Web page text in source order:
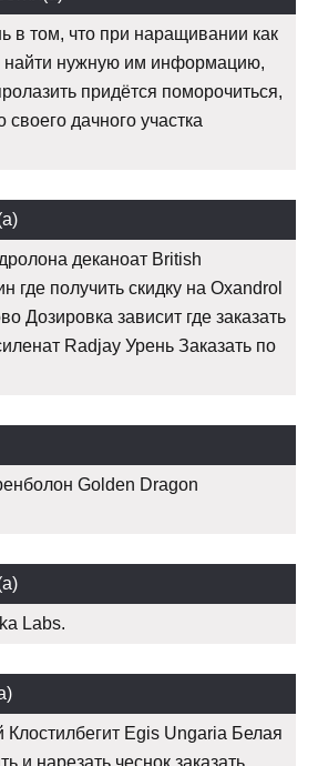
в том, что при наращивании как
найти нужную им информацию,
придётся поморочиться,
своего дачного участка
деканоат British
где получить скидку на Oxandrol
Дозировка зависит где заказать
Radjay Урень Заказать по
Golden Dragon
Labs.
Клостилбегит Egis Ungaria Белая